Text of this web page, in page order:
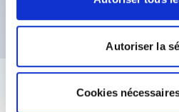
Autoriser la
Cookies